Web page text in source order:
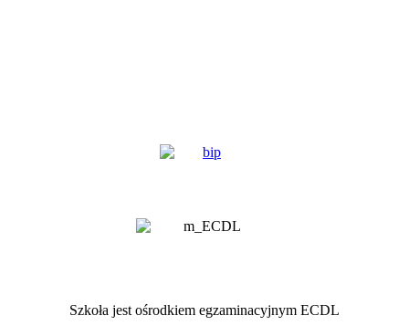
Szkoła jest ośrodkiem egzaminacyjnym ECDL